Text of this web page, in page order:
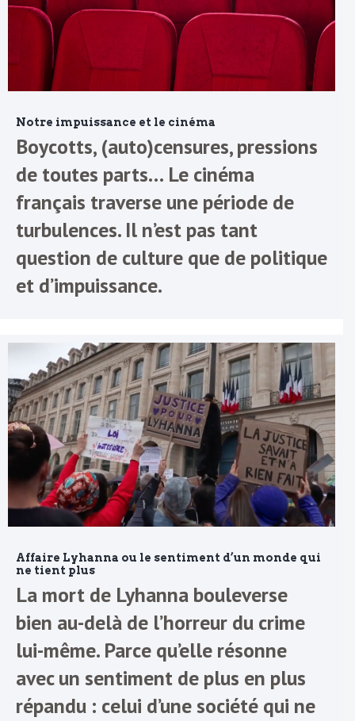
Notre impuissance et le cinéma
Boycotts, (auto)censures, pressions
de toutes parts… Le cinéma
français traverse une période de
turbulences. Il n’est pas tant
question de culture que de politique
et d’impuissance.
Affaire Lyhanna ou le sentiment d’un monde qui
ne tient plus
La mort de Lyhanna bouleverse
bien au-delà de l’horreur du crime
lui-même. Parce qu’elle résonne
avec un sentiment de plus en plus
répandu : celui d’une société qui ne